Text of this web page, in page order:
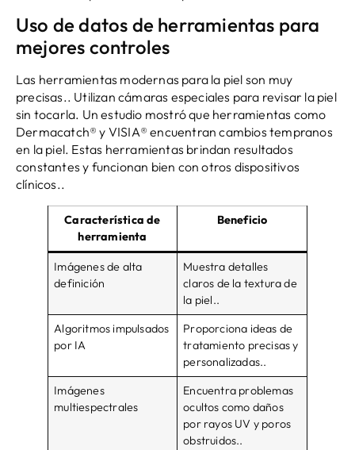
Uso de datos de herramientas para
mejores controles
Las herramientas modernas para la piel son muy
precisas.. Utilizan cámaras especiales para revisar la piel
sin tocarla. Un estudio mostró que herramientas como
Dermacatch® y VISIA® encuentran cambios tempranos
en la piel. Estas herramientas brindan resultados
constantes y funcionan bien con otros dispositivos
clínicos..
Característica de
herramienta
Beneficio
Imágenes de alta
definición
Muestra detalles
claros de la textura de
la piel..
Algoritmos impulsados
​​por IA
Proporciona ideas de
tratamiento precisas y
personalizadas..
Imágenes
multiespectrales
Encuentra problemas
ocultos como daños
por rayos UV y poros
obstruidos..